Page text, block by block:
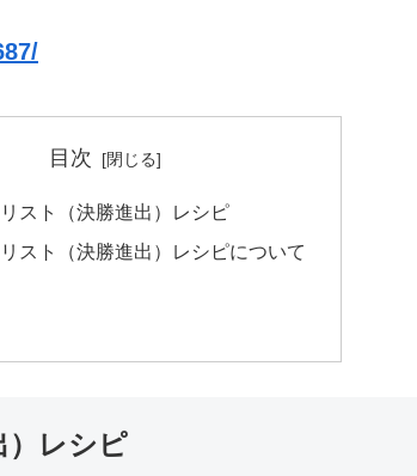
目次
スト（決勝進出）レシピ
スト（決勝進出）レシピについて
）レシピ